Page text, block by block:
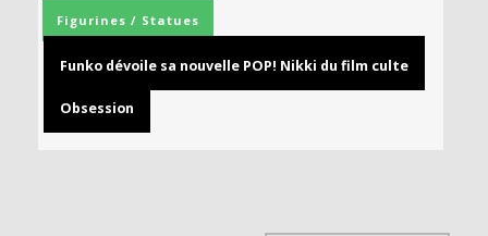
Figurines / Statues
Funko dévoile sa nouvelle POP! Nikki du film culte
Obsession